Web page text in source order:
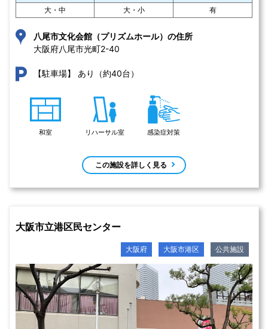
大・中
大・小 有
八尾市文化会館（プリズムホール）の住所
大阪府八尾市光町2-40
【駐車場】 あり（約40台）
和室 リハーサル室 感染症対策
この施設を詳しく見る
大阪市立港区民センター
大阪府 大阪市港区 公共施設